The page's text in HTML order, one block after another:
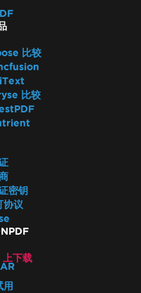
比较
比较
密钥
协议
下载
用